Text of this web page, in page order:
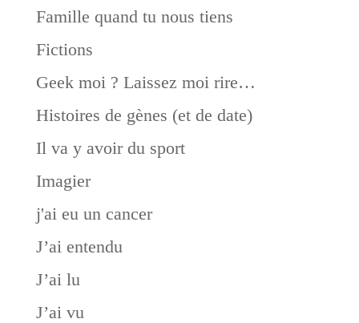
Famille quand tu nous tiens
Fictions
Geek moi ? Laissez moi rire…
Histoires de gènes (et de date)
Il va y avoir du sport
Imagier
j'ai eu un cancer
J’ai entendu
J’ai lu
J’ai vu